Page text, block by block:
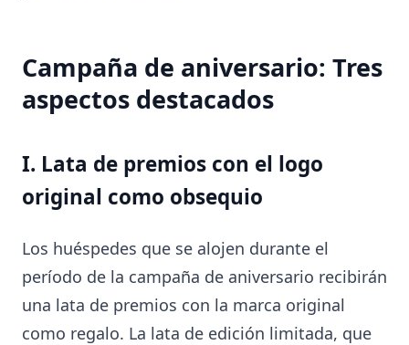
Campaña de aniversario: Tres
aspectos destacados
I. Lata de premios con el logo
original como obsequio
Los huéspedes que se alojen durante el
período de la campaña de aniversario recibirán
una lata de premios con la marca original
como regalo. La lata de edición limitada, que